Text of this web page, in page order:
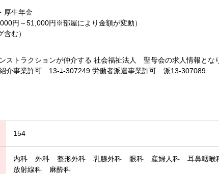
厚生年金
円～51,000円※部屋により金額が変動）
む）
ストラクションが仲介する 社会福祉法人 聖母会の求人情報とな
介事業許可 13-ﾕ-307249 労働者派遣事業許可 派13-307089
154
内科 外科 整形外科 乳腺外科 眼科 産婦人科
耳鼻咽喉
放射線科
麻酔科